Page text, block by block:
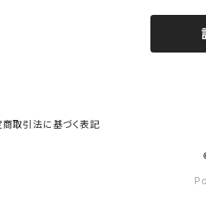
商取引法に基づく表記